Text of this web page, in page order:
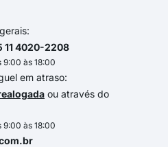
11 4020-2208
às 18:00
em atraso:
ou através do
às 18:00